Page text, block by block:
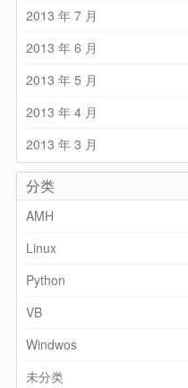
2013 年 7 月
2013 年 6 月
2013 年 5 月
2013 年 4 月
2013 年 3 月
分类
AMH
Linux
Python
VB
Windwos
未分类